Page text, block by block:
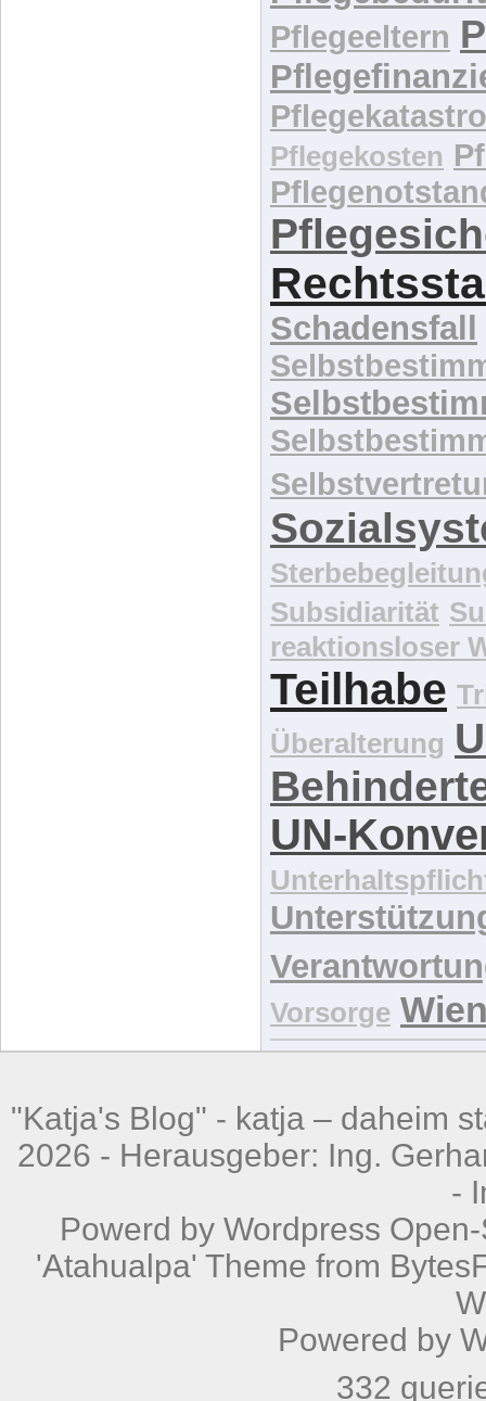
Assistenz
Pflege
Pflegeeltern
Pflegekosten
Schadensfall
Subsidiarität
reaktionsloser
Teilhabe
Überalterung
UN-
Vorsorge
"Katja's Blog" -katja – daheim
2026 - Herausgeber: Ing.
-
WordpressOpen-